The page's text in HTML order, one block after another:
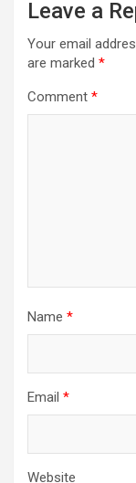
Leave a
Your email
are marked *
Comment *
Name *
Email *
Website